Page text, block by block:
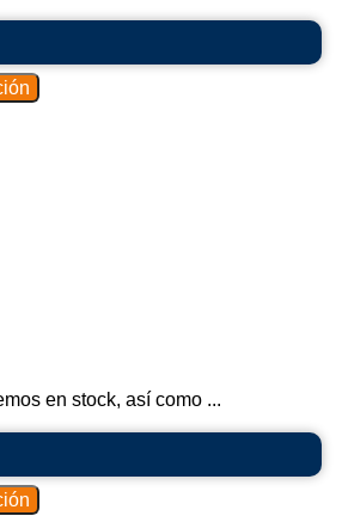
con un nivel significativamente reducido
los estándares de calidad del aire.
en stock, así como ...